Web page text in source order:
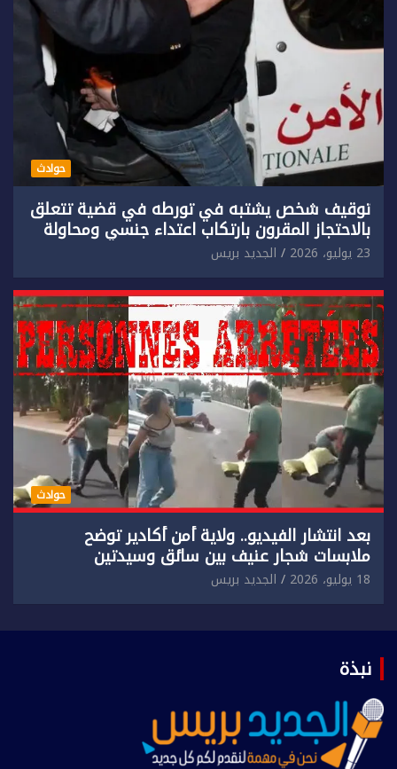
حوادث
توقيف شخص يشتبه في تورطه في قضية تتعلق
بالاحتجاز المقرون بارتكاب اعتداء جنسي ومحاولة
إضرام النار عمدا.
23 يوليو، 2026 الجديد بريس
حوادث
بعد انتشار الفيديو.. ولاية أمن أكادير توضح
ملابسات شجار عنيف بين سائق وسيدتين
18 يوليو، 2026 الجديد بريس
نبذة